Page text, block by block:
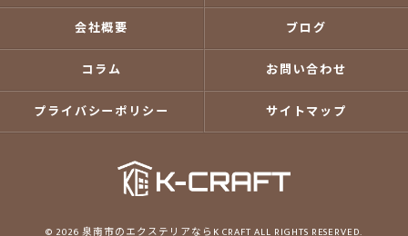
会社概要 ブログ
コラム お問い合わせ
プライバシーポリシー サイトマップ
© 2026 泉南市のエクステリアならK CRAFT ALL RIGHTS RESERVED.